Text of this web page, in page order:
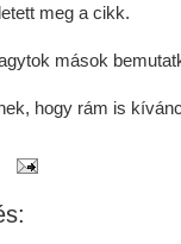
meg a cikk.
mások
hogy rám is